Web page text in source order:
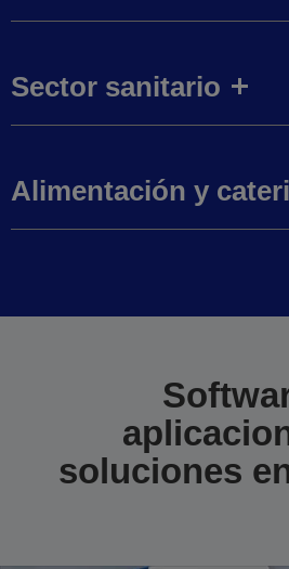
Sector sanitario
Alimentación y
soluciones